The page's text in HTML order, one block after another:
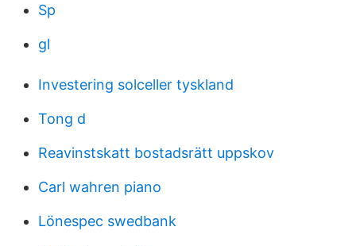
Sp
gl
Investering solceller tyskland
Tong d
Reavinstskatt bostadsrätt uppskov
Carl wahren piano
Lönespec swedbank